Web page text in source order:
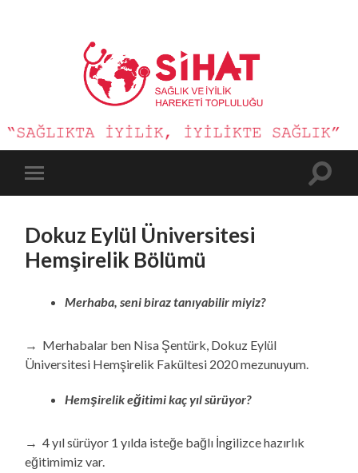
Sağlık
ve
İyilik
mobile
Toggle
Dokuz Eylül Üniversitesi
Hemşirelik Bölümü
Merhaba, seni biraz tanıyabilir miyiz?
→ Merhabalar ben Nisa Şentürk, Dokuz Eylül
Üniversitesi Hemşirelik Fakültesi 2020 mezunuyum.
Hemşirelik eğitimi kaç yıl sürüyor?
→ 4 yıl sürüyor 1 yılda isteğe bağlı İngilizce hazırlık
eğitimimiz var.